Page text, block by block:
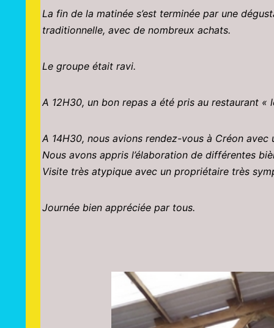
La fin de la matinée s’est terminée par une
traditionnelle, avec de nombreux achats.
Le groupe était ravi.
A 12H30, un bon repas a été pris au restaurant «
A 14H30, nous avions rendez-vous à Créon
Nous avons appris l’élaboration de différentes
Visite très atypique avec un propriétaire très
Journée bien appréciée par tous.